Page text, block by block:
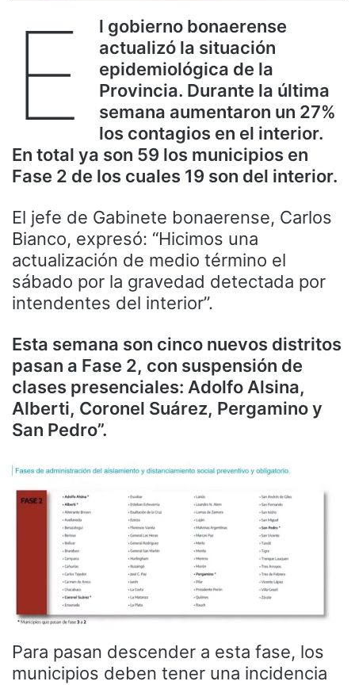
E
l gobierno bonaerense
actualizó la situación
epidemiológica de la
Provincia. Durante la última
semana aumentaron un 27%
los contagios en el interior.
En total ya son 59 los municipios en
Fase 2 de los cuales 19 son del interior.
El jefe de Gabinete bonaerense, Carlos
Bianco, expresó: “Hicimos una
actualización de medio término el
sábado por la gravedad detectada por
intendentes del interior”.
Esta semana son cinco nuevos distritos
pasan a Fase 2, con suspensión de
clases presenciales: Adolfo Alsina,
Alberti, Coronel Suárez, Pergamino y
San Pedro”.
Para pasan descender a esta fase, los
municipios deben tener una incidencia